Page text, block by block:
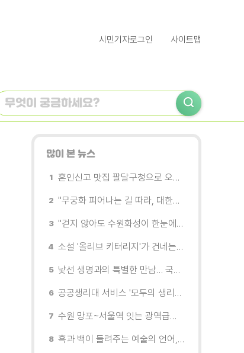
시민기자로그인 사이트맵
많이 본 뉴스
혼인신고 맛집 팔달구청으로 오세요
"무궁화 피어나는 길 따라, 대한민국을 걷는다"
"걷지 않아도 수원화성이 한눈에"…무장애 관광버스 '수원행차' 타보니
소설 '올리브 키터리지'가 건네는 삶과 연민의 철학
낯선 생명과의 특별한 만남… 국제전 《패트리샤 피치니니: 킨쉽》
공공생리대 서비스 '모두의 생리대' 시범 운영...수원시청·4개 구청 등에 지급기 설치
수원 망포~서울역 잇는 광역급행버스 M5165번, 8월 3일 개통
흑과 백이 들려주는 예술의 언어, 수원시립미술관 소장품전《블랑 블랙 파노라마》